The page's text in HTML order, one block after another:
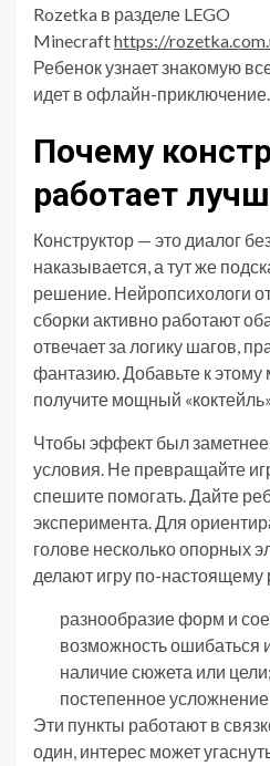
Rozetka в разделе LEGO
Minecrafthttps://
Ребенок узнает знакомую
идет в офлайн-приключение.
Почему
работает
Конструктор — это диалог
наказывается, а тут же
решение. Нейропсихологи
сборки активно работают
отвечает за логику шагов,
фантазию. Добавьте к этому
получите мощный
Чтобы эффект был
условия. Не превращайте
спешите помогать. Дайте
эксперимента. Для
голове несколько опорных
делают игру по-
разнообразие форм и
возможность ошибаться
наличие сюжета или цели;
постепенное усложнение
Эти пункты работают в
один, интерес может